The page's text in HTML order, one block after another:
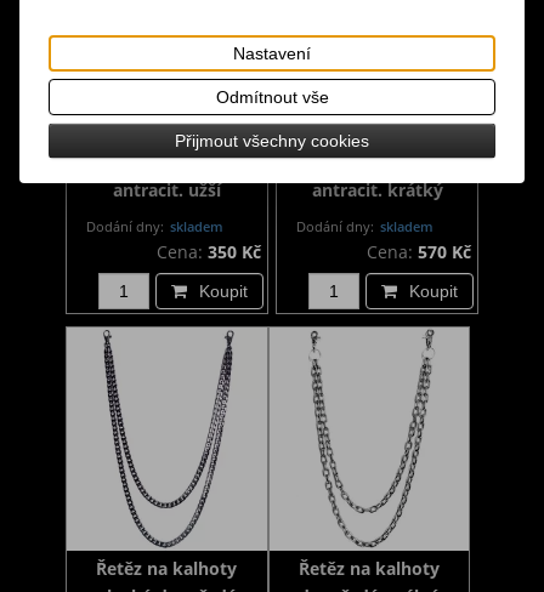
Řetízek na kalhoty
plochý dvouřadý
antracit. užší
Dodání dny: skladem
Cena: 350 Kč
Koupit
Řetěz na kalhoty
plochý dvouřadý
antracit. krátký
Dodání dny: skladem
Cena: 570 Kč
Koupit
Řetěz na kalhoty
Řetěz na kalhoty
Nastavení
Odmítnout vše
Přijmout všechny cookies